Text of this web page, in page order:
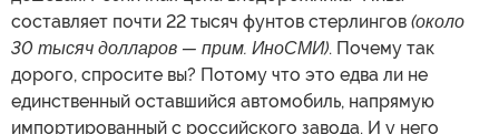
составляет почти 22 тысяч фунтов стерлингов (около
30 тысяч долларов — прим. ИноСМИ). Почему так
дорого, спросите вы? Потому что это едва ли не
единственный оставшийся автомобиль, напрямую
импортированный с российского завода. И у него